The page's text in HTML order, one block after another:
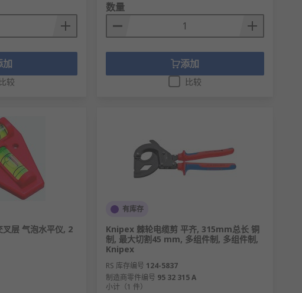
加
比较
数量
添加
比较
层 气泡水平仪, 2
有库存
Knipex 棘轮电缆剪 平齐, 315mm总长 铜
制, 最大切割45 mm, 多组件制, 多组件制,
Knipex
RS 库存编号 124-5837
制造商零件编号 95 32 315 A
小计（1 件）